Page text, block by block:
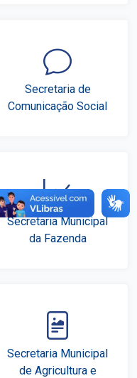
Secretaria de
Comunicação Social
Secretaria Municipal
da Fazenda
Secretaria Municipal
de Agricultura e